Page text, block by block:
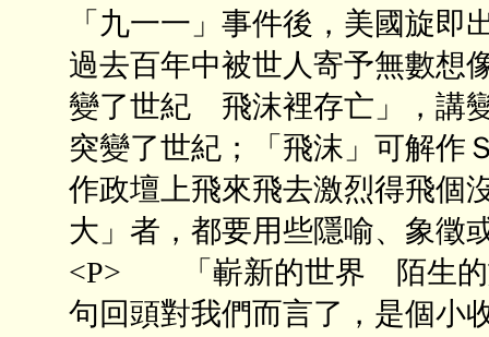
「九一一」事件後，美國旋
過去百年中被世人寄予無數想
變了世紀 飛沫裡存亡」，講
突變了世紀；「飛沫」可解作
作政壇上飛來飛去激烈得飛個
大」者，都要用些隱喻、象徵
<P> 「嶄新的世界 陌生的
句回頭對我們而言了，是個小